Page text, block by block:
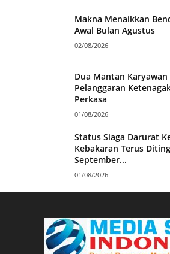
Makna Menaikkan
Awal Bulan Agustus
02/08/2026
Dua Mantan
Pelanggaran
Perkasa
01/08/2026
Status Siaga Darurat
Kebakaran Terus
September...
01/08/2026